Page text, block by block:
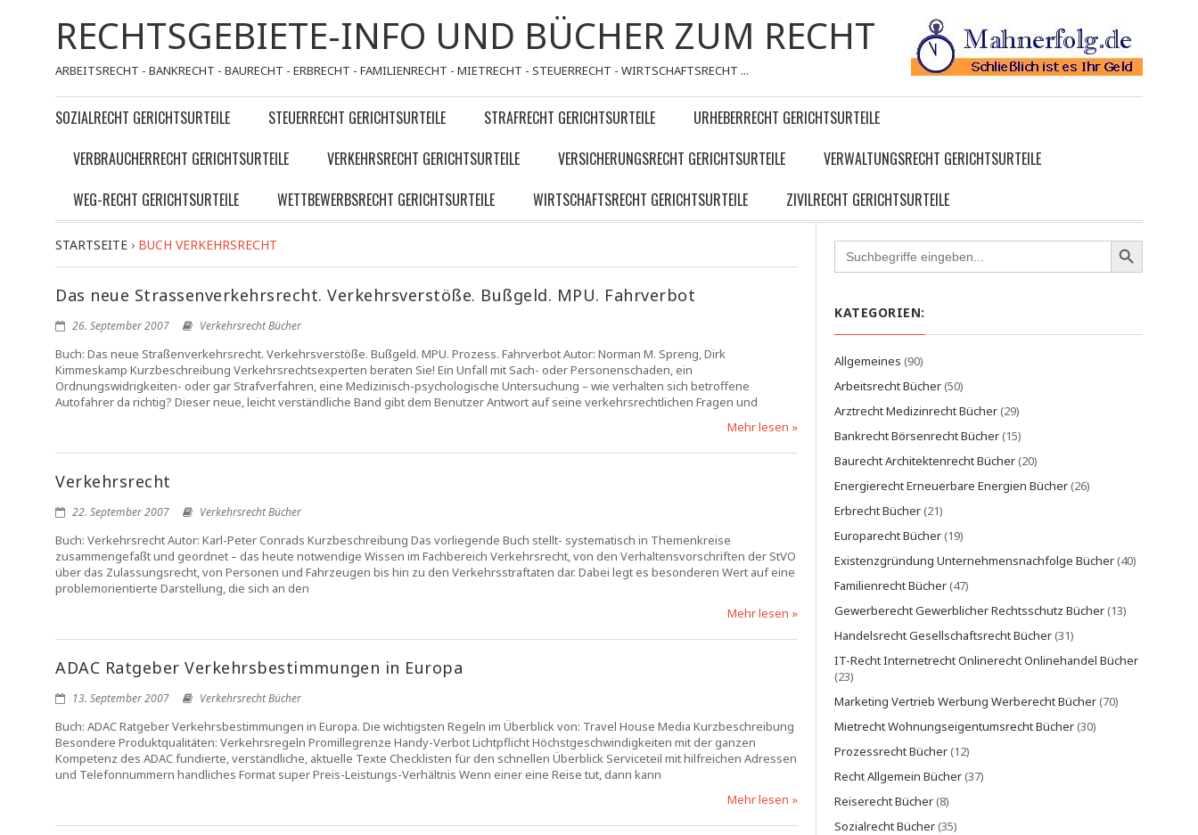
RECHTSGEBIETE-INFO UND BÜCHER ZUM RECHT
ARBEITSRECHT - BANKRECHT - BAURECHT - ERBRECHT - FAMILIENRECHT - MIETRECHT - STEUERRECHT - WIRTSCHAFTSRECHT ...
SOZIALRECHT GERICHTSURTEILE STEUERRECHT GERICHTSURTEILE STRAFRECHT GERICHTSURTEILE
URHEBERRECHT GERICHTSURTEILE
VERBRAUCHERRECHT GERICHTSURTEILE
VERKEHRSRECHT GERICHTSURTEILE VERSICHERUNGSRECHT GERICHTSURTEILE
VERWALTUNGSRECHT GERICHTSURTEILE
WEG-RECHT GERICHTSURTEILE
WETTBEWERBSRECHT GERICHTSURTEILE WIRTSCHAFTSRECHT GERICHTSURTEILE ZIVILRECHT GERICHTSURTEILE
STARTSEITE › BUCH VERKEHRSRECHT
Das neue Strassenverkehrsrecht. Verkehrsverstöße. Bußgeld. MPU. Fahrverbot
26. September 2007 Verkehrsrecht Bücher
Buch: Das neue Straßenverkehrsrecht. Verkehrsverstöße. Bußgeld. MPU. Prozess. Fahrverbot Autor: Norman M. Spreng, Dirk
Kimmeskamp Kurzbeschreibung Verkehrsrechtsexperten beraten Sie! Ein Unfall mit Sach- oder Personenschaden, ein
Ordnungswidrigkeiten- oder gar Strafverfahren, eine Medizinisch-psychologische Untersuchung – wie verhalten sich betroffene
Autofahrer da richtig? Dieser neue, leicht verständliche Band gibt dem Benutzer Antwort auf seine verkehrsrechtlichen Fragen und
Mehr lesen »
Verkehrsrecht
22. September 2007 Verkehrsrecht Bücher
Buch: Verkehrsrecht Autor: Karl-Peter Conrads Kurzbeschreibung Das vorliegende Buch stellt- systematisch in Themenkreise
zusammengefaßt und geordnet – das heute notwendige Wissen im Fachbereich Verkehrsrecht, von den Verhaltensvorschriften der StVO
über das Zulassungsrecht, von Personen und Fahrzeugen bis hin zu den Verkehrsstraftaten dar. Dabei legt es besonderen Wert auf eine
problemorientierte Darstellung, die sich an den
Mehr lesen »
ADAC Ratgeber Verkehrsbestimmungen in Europa
13. September 2007 Verkehrsrecht Bücher
Buch: ADAC Ratgeber Verkehrsbestimmungen in Europa. Die wichtigsten Regeln im Überblick von: Travel House Media Kurzbeschreibung
Besondere Produktqualitäten: Verkehrsregeln Promillegrenze Handy-Verbot Lichtpflicht Höchstgeschwindigkeiten mit der ganzen
Kompetenz des ADAC fundierte, verständliche, aktuelle Texte Checklisten für den schnellen Überblick Serviceteil mit hilfreichen Adressen
und Telefonnummern handliches Format super Preis-Leistungs-Verhältnis Wenn einer eine Reise tut, dann kann
Mehr lesen »
Search
for:
KATEGORIEN:
Allgemeines (90)
Arbeitsrecht Bücher(50)
Arztrecht Medizinrecht Bücher(29)
Bankrecht Börsenrecht Bücher(15)
Baurecht Architektenrecht Bücher(20)
Energierecht Erneuerbare Energien Bücher(26)
Erbrecht Bücher(21)
Europarecht Bücher(19)
Existenzgründung Unternehmensnachfolge Bücher(40)
Familienrecht Bücher(47)
Gewerberecht Gewerblicher Rechtsschutz Bücher(13)
Handelsrecht Gesellschaftsrecht Bücher(31)
IT-Recht Internetrecht Onlinerecht Onlinehandel Bücher
(23)
Marketing Vertrieb Werbung Werberecht Bücher(70)
Mietrecht Wohnungseigentumsrecht Bücher(30)
Prozessrecht Bücher(12)
Recht Allgemein Bücher(37)
Reiserecht Bücher(8)
Sozialrecht Bücher(35)